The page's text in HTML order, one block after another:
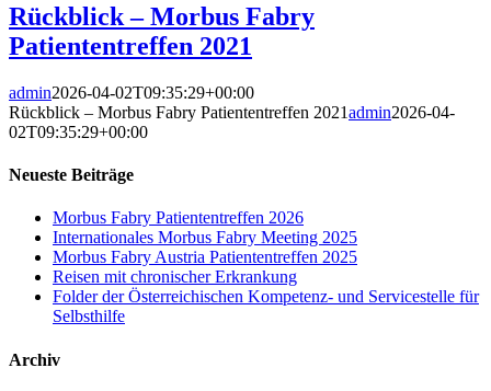
Rückblick – Morbus Fabry
Patiententreffen 2021
admin2026-04-02T09:35:29+00:00
Rückblick – Morbus Fabry Patiententreffen 2021admin2026-04-
02T09:35:29+00:00
Neueste Beiträge
Morbus Fabry Patiententreffen 2026
Internationales Morbus Fabry Meeting 2025
Morbus Fabry Austria Patiententreffen 2025
Reisen mit chronischer Erkrankung
Folder der Österreichischen Kompetenz- und Servicestelle für
Selbsthilfe
Archiv